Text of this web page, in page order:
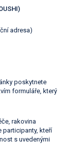
adresa)
poskytnete
formuláře, který
rakovina
participanty, kteří
s uvedenými